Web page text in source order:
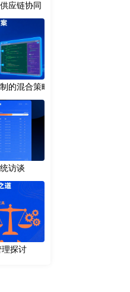
应链协同
的混合策略
访谈
理探讨